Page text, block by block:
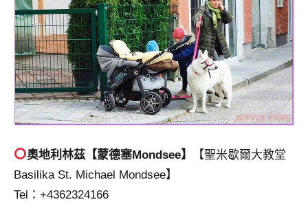
奧地利林茲【蒙德塞Mondsee】
【聖米歇爾大教堂
Basilika St. Michael Mondsee】
Tel：+4362324166